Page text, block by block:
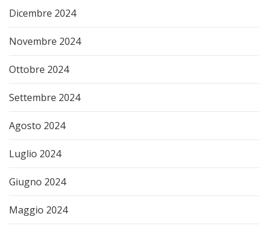
Dicembre 2024
Novembre 2024
Ottobre 2024
Settembre 2024
Agosto 2024
Luglio 2024
Giugno 2024
Maggio 2024